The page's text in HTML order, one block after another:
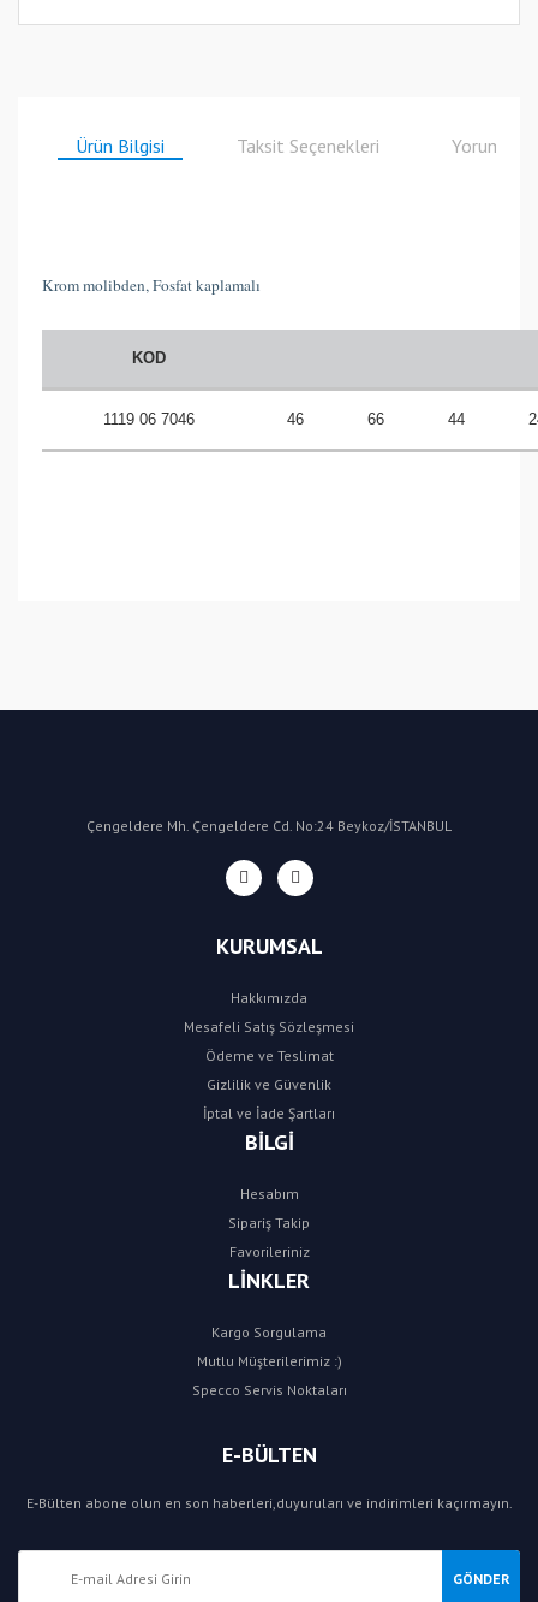
Ürün Bilgisi Taksit Seçenekleri Yorumlar
Krom molibden, Fosfat kaplamalı
KOD
1119 06 7046 46 66 44
Çengeldere Mh. Çengeldere Cd. No:24 Beykoz/İSTANBUL
KURUMSAL
Hakkımızda
Mesafeli Satış Sözleşmesi
Ödeme ve Teslimat
Gizlilik ve Güvenlik
İptal ve İade Şartları
BİLGİ
Hesabım
Sipariş Takip
Favorileriniz
LİNKLER
Kargo Sorgulama
Mutlu Müşterilerimiz :)
Specco Servis Noktaları
E-BÜLTEN
E-Bülten abone olun en son haberleri,duyuruları ve indirimleri kaçırmayın.
GÖNDER